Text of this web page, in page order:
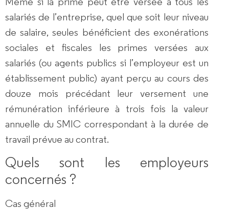
salariés de l’entreprise, quel que soit leur niveau
de salaire, seules bénéficient des exonérations
sociales et fiscales les primes versées aux
salariés (ou agents publics si l’employeur est un
établissement public) ayant perçu au cours des
douze mois précédant leur versement une
rémunération inférieure à trois fois la valeur
annuelle du SMIC correspondant à la durée de
travail prévue au contrat.
Quels sont les employeurs
concernés ?
Cas général